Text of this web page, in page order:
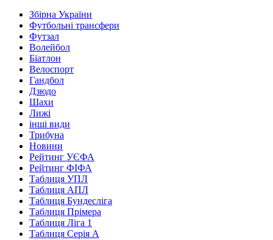
Збірна України
Футбольні трансфери
Футзал
Волейбол
Біатлон
Велоспорт
Гандбол
Дзюдо
Шахи
Лижі
інші види
Трибуна
Новини
Рейтинг УЄФА
Рейтинг ФІФА
Таблиця УПЛ
Таблиця АПЛ
Таблиця Бундесліга
Таблиця Прімера
Таблиця Ліга 1
Таблиця Серія А